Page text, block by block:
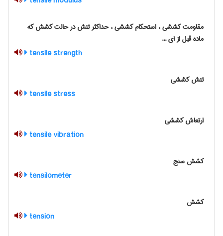
مقاومت کششی ، استحکام کششی ، حداکثر تنش در حالت کشش که
ماده قبل از ای ...
tensile strength
تنش کششی
tensile stress
ارتعاش کششی
tensile vibration
کشش سنج
tensilometer
کشش
tension